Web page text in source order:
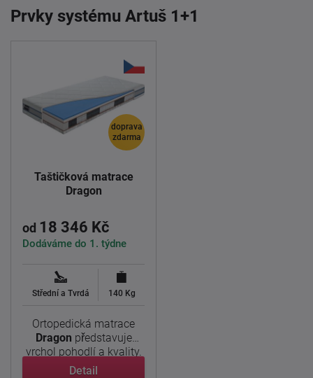
Prvky systému Artuš 1+1
doprava
zdarma
Taštičková matrace
Dragon
od 18 346 Kč
Dodáváme do 1. týdne
Střední a Tvrdá 140 Kg
Ortopedická matrace
Dragon představuje
vrchol pohodlí a kvality.
Díky ...
Detail